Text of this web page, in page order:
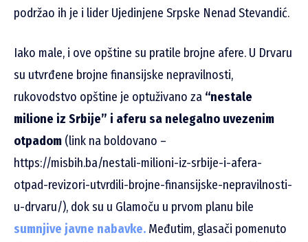
podržao ih je i lider Ujedinjene Srpske Nenad Stevandić.
Iako male, i ove opštine su pratile brojne afere. U Drvaru
su utvrđene brojne finansijske nepravilnosti,
rukovodstvo opštine je optuživano za “nestale
milione iz Srbije” i aferu sa nelegalno uvezenim
otpadom (link na boldovano –
https://misbih.ba/nestali-milioni-iz-srbije-i-afera-
otpad-revizori-utvrdili-brojne-finansijske-nepravilnosti-
u-drvaru/), dok su u Glamoču u prvom planu bile
sumnjive javne nabavke. Međutim, glasači pomenuto